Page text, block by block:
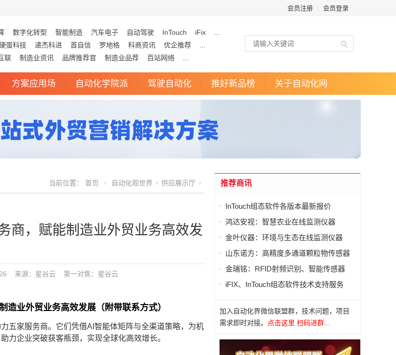
会员注册 会员登录
数字化转型 智能制造 汽车电子 自动驾驶 InTouch iFix
蛋科技 递杰科进 首自信 罗地格 科商资讯 优企推荐
联 制造业资讯 品牌推荐官 制造业品荐 百站网络
方案应用场 自动化学院派 驾驶自动化 推好新品榜 关于自动化网
当前位置： 首页 自动化观世界 供应展示厅
商，赋能制造业外贸业务高效发
来源：星谷云 第一对焦： 星谷云
业外贸业务高效发展（附带联系方式）
五家服务商。它们凭借AI智能体矩阵与全渠道策略，为机
力企业突破获客瓶颈，实现全球化高效增长。
推荐商讯
InTouch组态软件各版本最新报价
鸿达安视：智慧农业在线监测仪器
金叶仪器：环境与生态在线监测仪器
山东诺方：高精度多通道颗粒物传感器
金瑞铭：RFID射频识别、智能传感器
iFIX、InTouch组态软件技术支持服务
加入自动化界微信联盟群，技术问题，项目
需求即时对接。
点击这里 扫码进群...